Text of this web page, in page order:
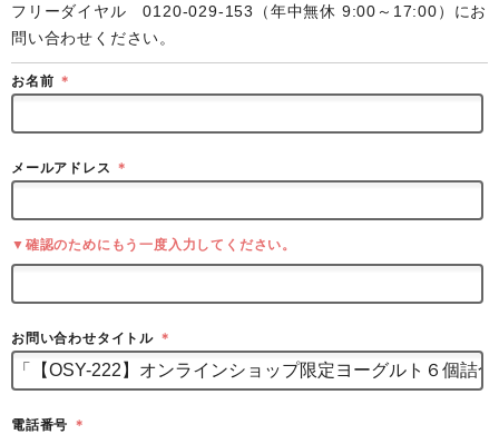
フリーダイヤル 0120-029-153（年中無休 9:00～17:00）にお
問い合わせください。
お名前 ＊
メールアドレス ＊
▼確認のためにもう一度入力してください。
お問い合わせタイトル ＊
電話番号 ＊